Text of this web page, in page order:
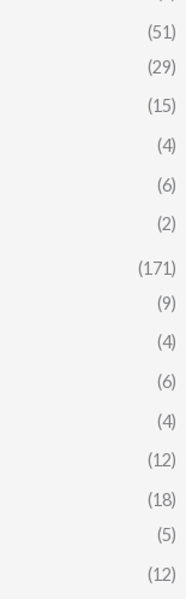
(51)
(29)
(15)
(4)
(6)
(2)
(171)
(9)
(4)
(6)
(4)
(12)
(18)
(5)
(12)